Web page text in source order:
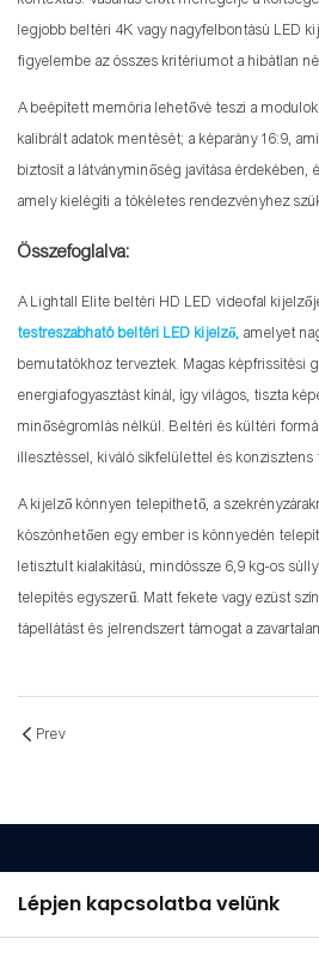
legjobb beltéri 4K vagy nagyfelbontású LED
figyelembe az összes kritériumot a hibátlan
A beépített memória lehetővé teszi a
kalibrált adatok mentését; a képarány 16:9,
biztosít a látványminőség javítása érdekében,
amely kielégíti a tökéletes rendezvényhez
Összefoglalva:
A Lightall Elite beltéri HD LED videofal
testreszabható beltéri LED kijelző, amelyet
bemutatókhoz terveztek. Magas képfrissítési
energiafogyasztást kínál, így világos, tiszta
minőségromlás nélkül. Beltéri és kültéri
illesztéssel, kiváló síkfelülettel és
A kijelző könnyen telepíthető, a
köszönhetően egy ember is könnyedén
letisztult kialakítású, mindössze 6,9 ​​kg-os
telepítés egyszerű. Matt fekete vagy ezüst
tápellátást és jelrendszert támogat a
Prev
Lépjen kapcsolatba velünk